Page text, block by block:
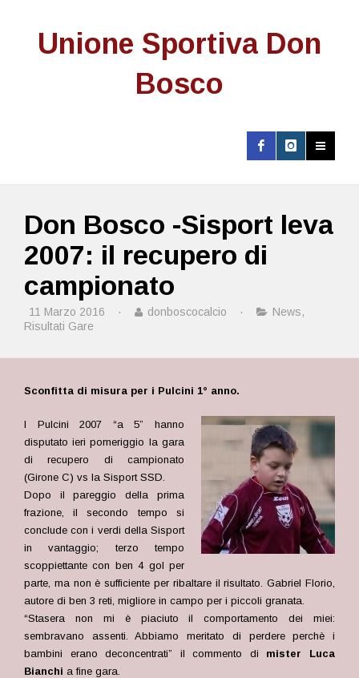
Unione Sportiva Don
Bosco
Don Bosco -Sisport leva
2007: il recupero di
campionato
11 Marzo 2016 · donboscocalcio · News,
Risultati Gare
Sconfitta di misura per i Pulcini 1° anno.
I Pulcini 2007 “a 5” hanno
disputato ieri pomeriggio la gara
di recupero di campionato
(Girone C) vs la Sisport SSD.
Dopo il pareggio della prima
frazione, il secondo tempo si
conclude con i verdi della Sisport
in vantaggio; terzo tempo
scoppiettante con ben 4 gol per
parte, ma non è sufficiente per ribaltare il risultato. Gabriel Florio,
autore di ben 3 reti, migliore in campo per i piccoli granata.
“Stasera non mi è piaciuto il comportamento dei miei:
sembravano assenti. Abbiamo meritato di perdere perchè i
bambini erano deconcentrati” il commento di mister Luca
Bianchi a fine gara.